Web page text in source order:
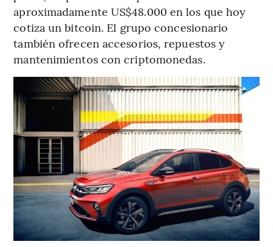
aproximadamente US$48.000 en los que hoy
cotiza un bitcoin. El grupo concesionario
también ofrecen accesorios, repuestos y
mantenimientos con criptomonedas.